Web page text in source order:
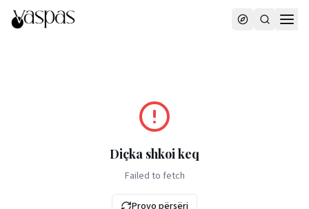
Diçka shkoi keq
Failed to fetch
Provo përsëri